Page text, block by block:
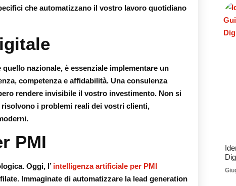
che automatizzano il vostro lavoro quotidiano
nazionale, è essenziale implementare un
competenza e affidabilità. Una consulenza
rendere invisibile il vostro investimento. Non si
i problemi reali dei vostri clienti,
PMI
Oggi, l’ intelligenza artificiale per PMI
Immaginate di automatizzare la lead generation